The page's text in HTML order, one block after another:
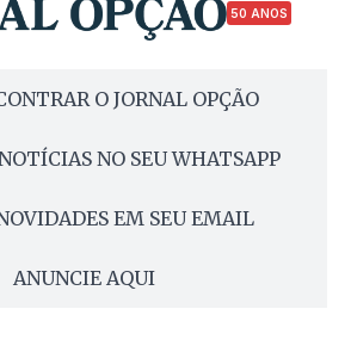
50 ANOS
O JORNAL OPÇÃO
NO SEU WHATSAPP
EM SEU EMAIL
ANUNCIE AQUI